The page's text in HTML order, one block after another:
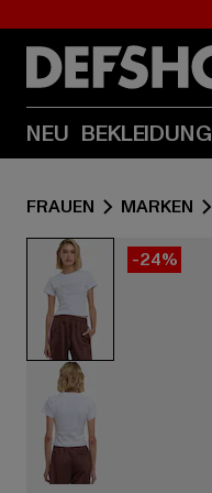
NEU BEKLEIDUNG
FRAUEN MARKEN
-24%